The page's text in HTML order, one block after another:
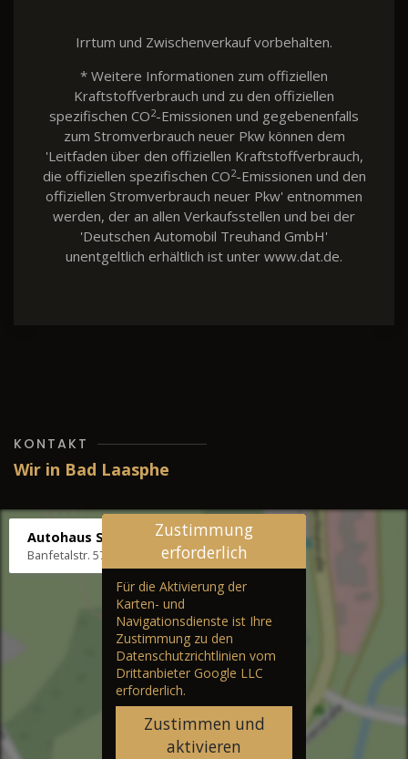
Irrtum und Zwischenverkauf vorbehalten.
* Weitere Informationen zum offiziellen
Kraftstoffverbrauch und zu den offiziellen
spezifischen CO2-Emissionen und gegebenenfalls
zum Stromverbrauch neuer Pkw können dem
'Leitfaden über den offiziellen Kraftstoffverbrauch,
die offiziellen spezifischen CO2-Emissionen und den
offiziellen Stromverbrauch neuer Pkw' entnommen
werden, der an allen Verkaufsstellen und bei der
'Deutschen Automobil Treuhand GmbH'
unentgeltlich erhältlich ist unter www.dat.de.
KONTAKT
Wir in Bad Laasphe
Autohaus Stenger
Banfetalstr. 57, 57334 Bad Laasphe
Zustimmung
erforderlich
Für die Aktivierung der
Karten- und
Navigationsdienste ist Ihre
Zustimmung zu den
Datenschutzrichtlinien vom
Drittanbieter Google LLC
erforderlich.
Zustimmen und
aktivieren